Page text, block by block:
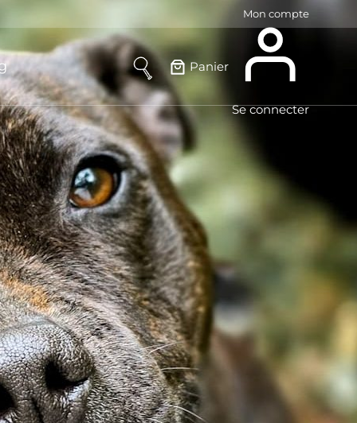
Mon compte
Panier
Se connecter